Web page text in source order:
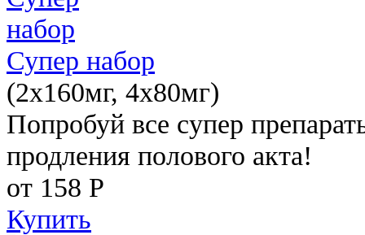
Супер набор
(2х160мг, 4х80мг)
Попробуй все супер
продления полового акта!
от 158 Р
Купить